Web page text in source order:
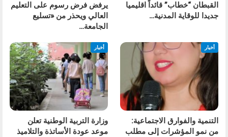
القبطان “خطاب” قائداً اقليميا
جديدا للوقاية المدنية…
يرفض فرض رسوم على التعليم
العالي ويحذر من «تسليع
الجامعة…
أخبار
التنمية والفوارق الاجتماعية:
من نمو المؤشرات إلى مطلب
أخبار
وزارة التربية الوطنية تعلن
موعد عودة الأساتذة والتلاميذ